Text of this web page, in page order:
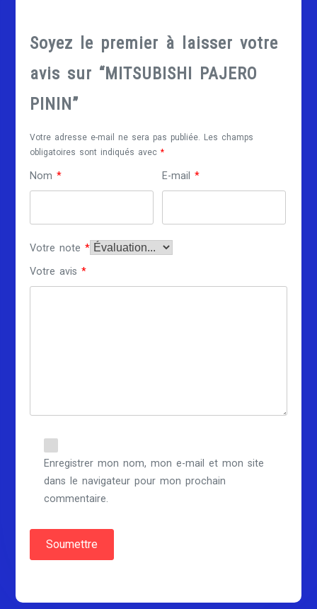
Soyez le premier à laisser votre
avis sur “MITSUBISHI PAJERO
PININ”
Votre adresse e-mail ne sera pas publiée.
Les champs
obligatoires sont indiqués avec*
Nom* E-mail*
Votre note*
Votre avis*
Enregistrer mon nom, mon e-mail et mon site
dans le navigateur pour mon prochain
commentaire.